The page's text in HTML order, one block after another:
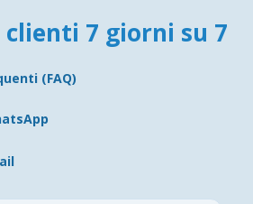
clienti 7 giorni su 7
(FAQ)